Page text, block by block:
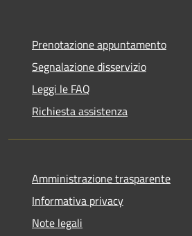
Prenotazione appuntamento
Segnalazione disservizio
Leggi le FAQ
Richiesta assistenza
Amministrazione trasparente
Informativa privacy
Note legali